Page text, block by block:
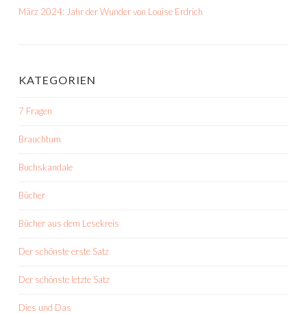
März 2024: Jahr der Wunder von Louise Erdrich
KATEGORIEN
7 Fragen
Brauchtum
Buchskandale
Bücher
Bücher aus dem Lesekreis
Der schönste erste Satz
Der schönste letzte Satz
Dies und Das